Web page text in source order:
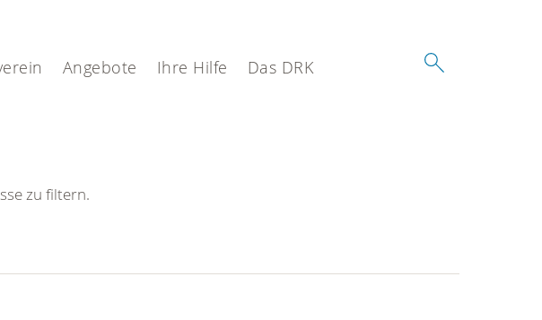
Angebote Ihre Hilfe Das DRK
zu filtern.